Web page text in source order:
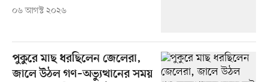
০৬ আগস্ট ২০২৬
পুকুরে মাছ ধরছিলেন জেলেরা,
জালে উঠল গণ–অভ্যুত্থানের সময়